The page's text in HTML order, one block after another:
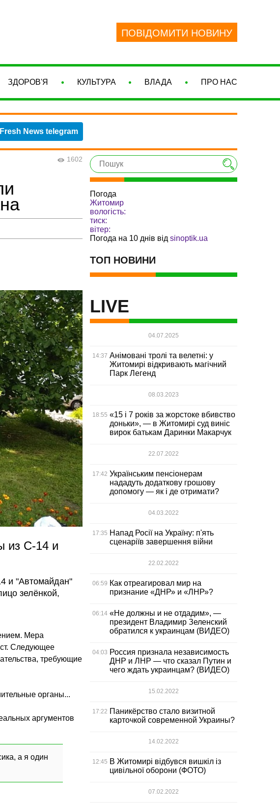
ПОВІДОМИТИ НОВИНУ
ЗДОРОВ'Я КУЛЬТУРА ВЛАДА ПРО НАС
Fresh News telegram
1602
из С-14 и
и "Автомайдан"
зелёнкой,
Мера
Следующее
требующие
органы...
аргументов
а я один
Погода
Житомир
вологість:
тиск:
вітер:
Погода на 10 днів від sinoptik.ua
ТОП НОВИНИ
LIVE
04.07.2025
14:37 Анімовані тролі та велетні: у
Житомирі відкривають магічний
Парк Легенд
08.03.2023
18:55 «15 і 7 років за жорстоке вбивство
доньки», — в Житомирі суд виніс
вирок батькам Даринки Макарчук
22.07.2022
17:42 Українським пенсіонерам
нададуть додаткову грошову
допомогу — як і де отримати?
04.03.2022
17:35 Напад Росії на Україну: п'ять
сценаріїв завершення війни
22.02.2022
06:59 Как отреагировал мир на
признание «ДНР» и «ЛНР»?
06:14 «Не должны и не отдадим», —
президент Владимир Зеленский
обратился к украинцам (ВИДЕО)
04:03 Россия признала независимость
ДНР и ЛНР — что сказал Путин и
чего ждать украинцам? (ВИДЕО)
15.02.2022
17:22 Паникёрство стало визитной
карточкой современной Украины?
14.02.2022
12:45 В Житомирі відбувся вишкіл із
цивільної оборони (ФОТО)
07.02.2022